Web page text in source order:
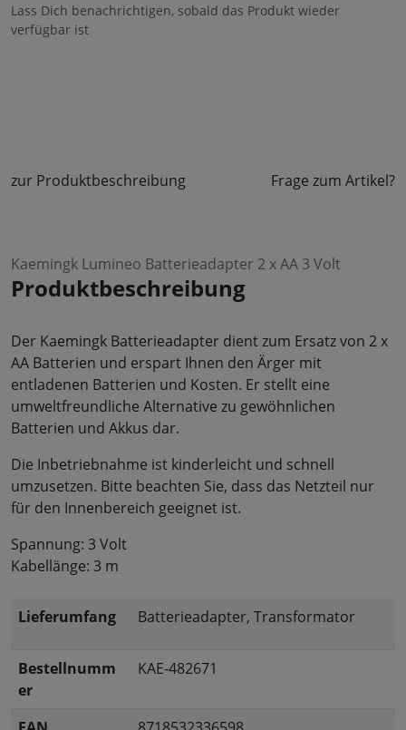
Lass Dich benachrichtigen, sobald das Produkt wieder
verfügbar ist
zur Produktbeschreibung Frage zum Artikel?
Kaemingk Lumineo Batterieadapter 2 x AA 3 Volt
Produktbeschreibung
Der Kaemingk Batterieadapter dient zum Ersatz von 2 x
AA Batterien und erspart Ihnen den Ärger mit
entladenen Batterien und Kosten. Er stellt eine
umweltfreundliche Alternative zu gewöhnlichen
Batterien und Akkus dar.
Die Inbetriebnahme ist kinderleicht und schnell
umzusetzen. Bitte beachten Sie, dass das Netzteil nur
für den Innenbereich geeignet ist.
Spannung: 3 Volt
Kabellänge: 3 m
Lieferumfang Batterieadapter, Transformator
Bestellnumm
er
KAE-482671